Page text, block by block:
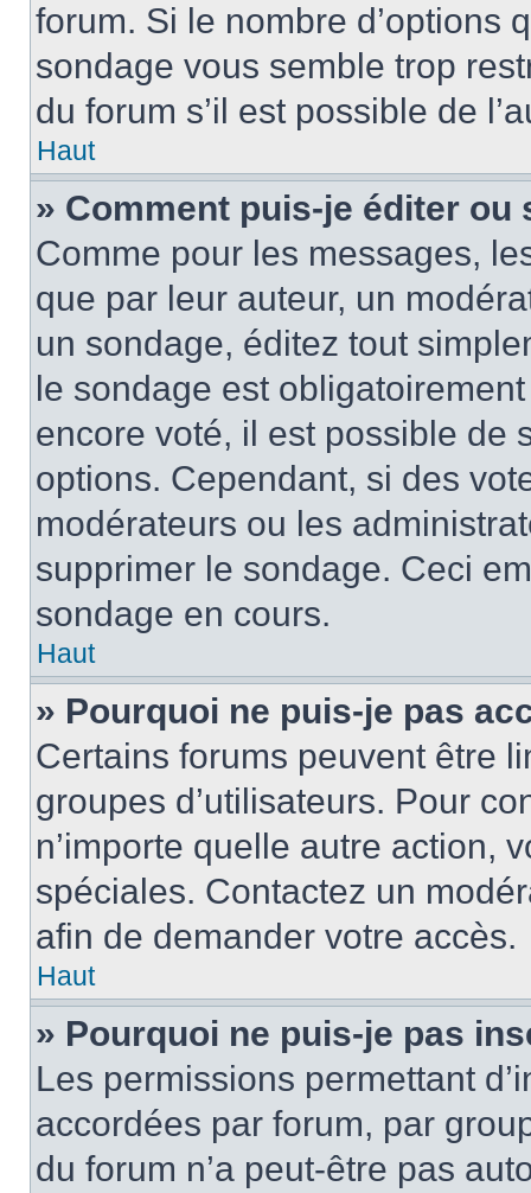
forum. Si le nombre d’options
sondage vous semble trop
du forum s’il est possible de
Haut
» Comment puis-je éditer ou
Comme pour les messages,
que par leur auteur, un
un sondage, éditez tout
le sondage est
encore voté, il est possible de
options. Cependant, si des
modérateurs ou les
supprimer le sondage. Ceci
sondage en cours.
Haut
» Pourquoi ne puis-je pas
Certains forums peuvent être
groupes d’utilisateurs. Pour
n’importe quelle autre action,
spéciales. Contactez un
afin de demander votre accès.
Haut
» Pourquoi ne puis-je pas
Les permissions permettant
accordées par forum, par
du forum n’a peut-être pas